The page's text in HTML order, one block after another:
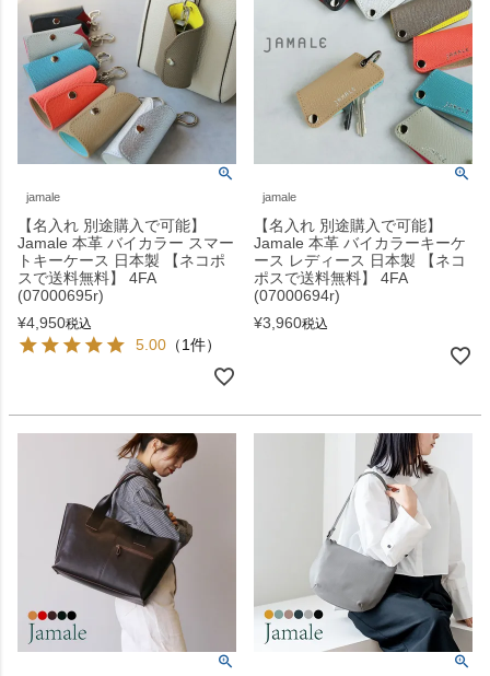
jamale
【名入れ 別途購入で可能】
Jamale 本革 バイカラー スマー
トキーケース 日本製 【ネコポ
スで送料無料】 4FA
(07000695r)
¥4,950税込
5.00 （1件）
jamale
【名入れ 別途購入で可能】
Jamale 本革 バイカラーキーケ
ース レディース 日本製 【ネコ
ポスで送料無料】 4FA
(07000694r)
¥3,960税込